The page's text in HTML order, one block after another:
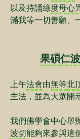
以及持誦綠度母心
滿我等一切善願、
果碩仁
上午法會由無等北
主法，並為大眾開
我們佛學會中心舉
波切能夠來參與這